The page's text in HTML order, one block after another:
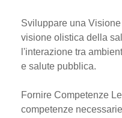
Sviluppare una
visione olistica della
l'interazione tra
e salute pubblica.
Fornire Competenze
competenze